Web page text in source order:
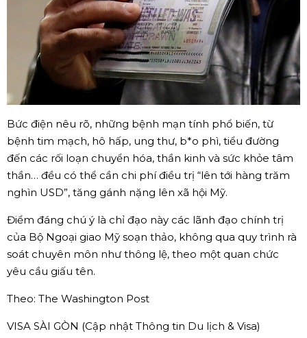
Bức điện nêu rõ, những bệnh mạn tính phổ biến, từ
bệnh tim mạch, hô hấp, ung thư, b*o phì, tiểu đường
đến các rối loạn chuyển hóa, thần kinh và sức khỏe tâm
thần… đều có thể cần chi phí điều trị “lên tới hàng trăm
nghìn USD”, tăng gánh nặng lên xã hội Mỹ.
Điểm đáng chú ý là chỉ đạo này các lãnh đạo chính trị
của Bộ Ngoại giao Mỹ soạn thảo, không qua quy trình rà
soát chuyên môn như thông lệ, theo một quan chức
yêu cầu giấu tên.
Theo: The Washington Post
VISA SÀI GÒN (Cập nhật Thông tin Du lịch & Visa)